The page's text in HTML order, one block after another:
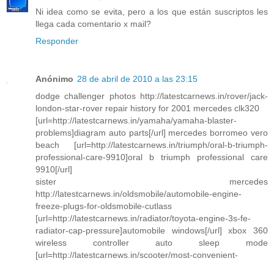
Ni idea como se evita, pero a los que están suscriptos les
llega cada comentario x mail?
Responder
Anónimo 28 de abril de 2010 a las 23:15
dodge challenger photos http://latestcarnews.in/rover/jack-
london-star-rover repair history for 2001 mercedes clk320
[url=http://latestcarnews.in/yamaha/yamaha-blaster-
problems]diagram auto parts[/url] mercedes borromeo vero
beach [url=http://latestcarnews.in/triumph/oral-b-triumph-
professional-care-9910]oral b triumph professional care
9910[/url]
sister mercedes
http://latestcarnews.in/oldsmobile/automobile-engine-
freeze-plugs-for-oldsmobile-cutlass
[url=http://latestcarnews.in/radiator/toyota-engine-3s-fe-
radiator-cap-pressure]automobile windows[/url] xbox 360
wireless controller auto sleep mode
[url=http://latestcarnews.in/scooter/most-convenient-